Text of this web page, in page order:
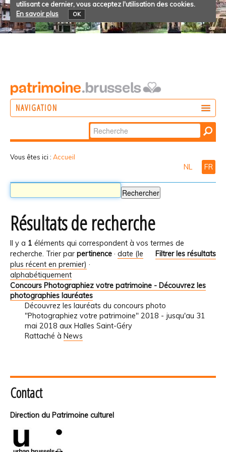
utilisant ce dernier, vous acceptez l'utilisation des cookies.
En savoir plus
OK
NAVIGATION
Chercher par
Recherche
Vous êtes ici : Accueil
NL FR
Résultats de recherche
Il y a 1 éléments qui correspondent à vos termes de
recherche.
Filtrer les résultats
Trier par pertinence · date (le
plus récent en premier) ·
alphabétiquement
Concours Photographiez votre patrimoine - Découvrez les
photographies lauréates
Découvrez les lauréats du concours photo
"Photographiez votre patrimoine" 2018 - jusqu'au 31
mai 2018 aux Halles Saint-Géry
Rattaché à News
Contact
Direction du Patrimoine culturel